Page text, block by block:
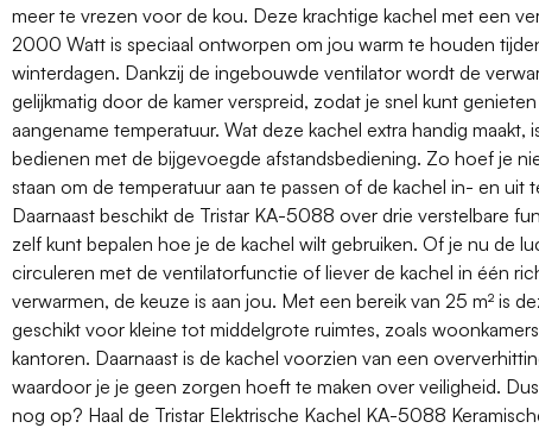
meer te vrezen voor de kou. Deze krachtige kachel met een
2000 Watt is speciaal ontworpen om jou warm te houden
winterdagen. Dankzij de ingebouwde ventilator wordt de
gelijkmatig door de kamer verspreid, zodat je snel kunt
aangename temperatuur. Wat deze kachel extra handig maakt,
bedienen met de bijgevoegde afstandsbediening. Zo hoef je
staan om de temperatuur aan te passen of de kachel in- en uit
Daarnaast beschikt de Tristar KA-5088 over drie verstelbare
zelf kunt bepalen hoe je de kachel wilt gebruiken. Of je nu de
circuleren met de ventilatorfunctie of liever de kachel in één
verwarmen, de keuze is aan jou. Met een bereik van 25 m² is
geschikt voor kleine tot middelgrote ruimtes, zoals
kantoren. Daarnaast is de kachel voorzien van een
waardoor je je geen zorgen hoeft te maken over veiligheid.
nog op? Haal de Tristar Elektrische Kachel KA-5088